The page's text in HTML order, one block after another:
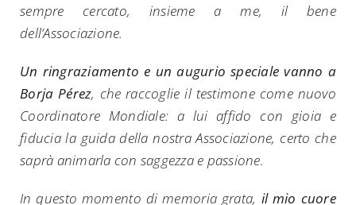
sempre cercato, insieme a me, il bene
dell’Associazione.
Un ringraziamento e un augurio speciale vanno a
Borja Pérez, che raccoglie il testimone come nuovo
Coordinatore Mondiale: a lui affido con gioia e
fiducia la guida della nostra Associazione, certo che
saprà animarla con saggezza e passione.
In questo momento di memoria grata, il mio cuore